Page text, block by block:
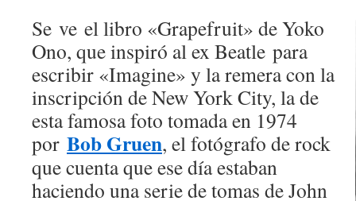
Se ve el libro «Grapefruit» de Yoko
Ono, que inspiró al ex Beatle para
escribir «Imagine» y la remera con la
inscripción de New York City, la de
esta famosa foto tomada en 1974
por Bob Gruen, el fotógrafo de rock
que cuenta que ese día estaban
haciendo una serie de tomas de John